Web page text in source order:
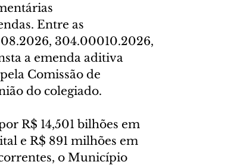
Entre as
304.00010.2026,
a emenda aditiva
Comissão de
do colegiado.
R$ 14,501 bilhões em
e R$ 891 milhões em
o Município